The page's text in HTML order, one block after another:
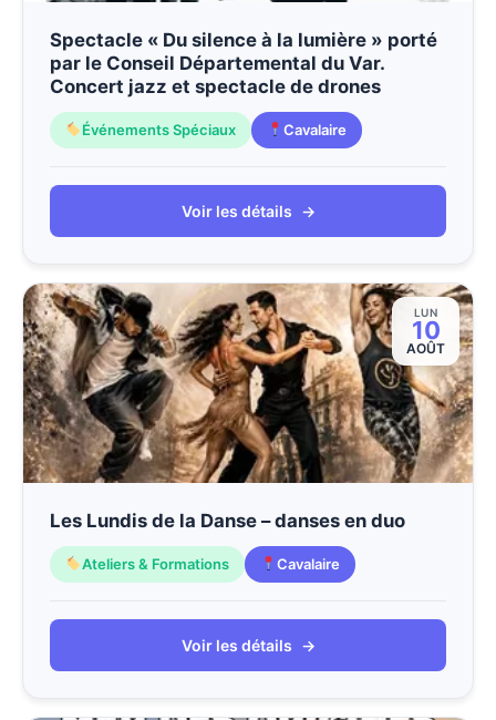
Spectacle « Du silence à la lumière » porté
par le Conseil Départemental du Var.
Concert jazz et spectacle de drones
Événements Spéciaux Cavalaire
Voir les détails →
LUN
10
AOÛT
Les Lundis de la Danse – danses en duo
Ateliers & Formations Cavalaire
Voir les détails →